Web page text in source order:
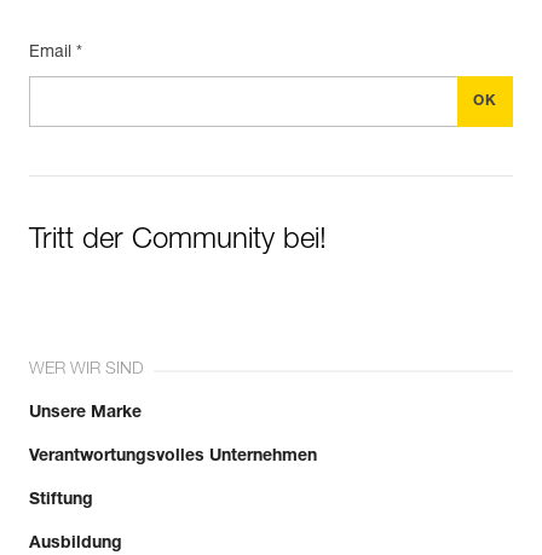
Email *
Tritt der Community bei!
WER WIR SIND
Unsere Marke
Verantwortungsvolles Unternehmen
Stiftung
Ausbildung